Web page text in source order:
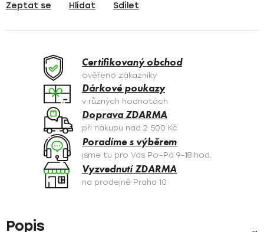
Zeptat se Hlídat Sdílet
Certifikovaný obchod
ověřeno zákazníky
Dárkové poukazy
v různých hodnotách
Doprava ZDARMA
při nákupu nad 2 500 Kč
Poradíme s výběrem
jsme tu pro Vás Po–Pá 9–18 hod.
Vyzvednutí ZDARMA
na prodejně Praha 10
Popis